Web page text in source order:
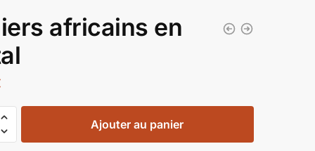
africains en
Ajouter au panier